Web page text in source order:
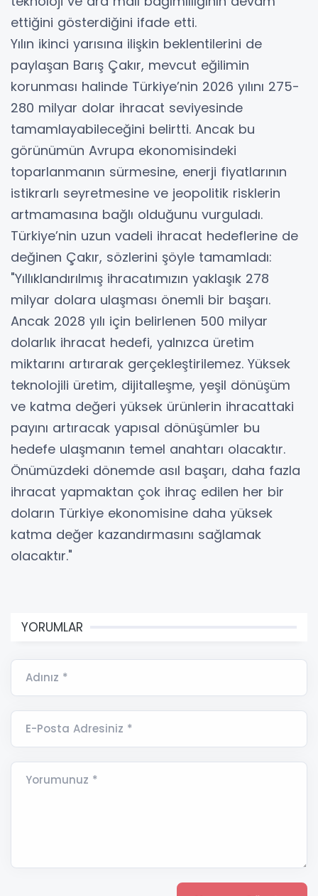
ettiğini gösterdiğini ifade etti.
Yılın ikinci yarısına ilişkin beklentilerini de
paylaşan Barış Çakır, mevcut eğilimin
korunması halinde Türkiye’nin 2026 yılını 275-
280 milyar dolar ihracat seviyesinde
tamamlayabileceğini belirtti. Ancak bu
görünümün Avrupa ekonomisindeki
toparlanmanın sürmesine, enerji fiyatlarının
istikrarlı seyretmesine ve jeopolitik risklerin
artmamasına bağlı olduğunu vurguladı.
Türkiye’nin uzun vadeli ihracat hedeflerine de
değinen Çakır, sözlerini şöyle tamamladı:
"Yıllıklandırılmış ihracatımızın yaklaşık 278
milyar dolara ulaşması önemli bir başarı.
Ancak 2028 yılı için belirlenen 500 milyar
dolarlık ihracat hedefi, yalnızca üretim
miktarını artırarak gerçekleştirilemez. Yüksek
teknolojili üretim, dijitalleşme, yeşil dönüşüm
ve katma değeri yüksek ürünlerin ihracattaki
payını artıracak yapısal dönüşümler bu
hedefe ulaşmanın temel anahtarı olacaktır.
Önümüzdeki dönemde asıl başarı, daha fazla
ihracat yapmaktan çok ihraç edilen her bir
doların Türkiye ekonomisine daha yüksek
katma değer kazandırmasını sağlamak
olacaktır."
YORUMLAR
Adınız *
E-Posta Adresiniz *
Yorumunuz *